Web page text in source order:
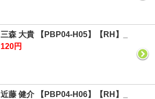
三森 大貴 【PBP04-H05】【RH】_
120円
近藤 健介 【PBP04-H06】【RH】_